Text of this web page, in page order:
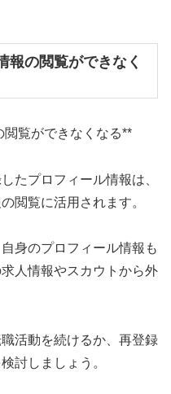
報の閲覧ができなく
覧ができなくなる**
たプロフィール情報は、
閲覧に活用されます。
身のプロフィール情報も
人情報やスカウトから外
活動を続けるか、再登録
討しましょう。